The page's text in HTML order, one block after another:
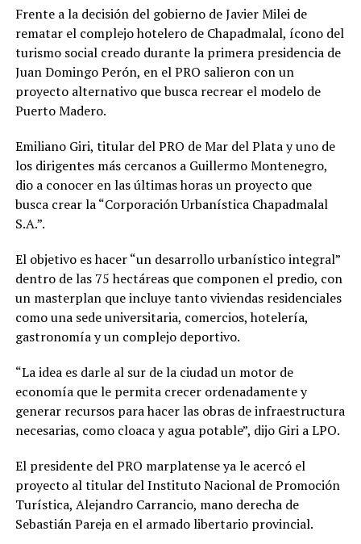
Frente a la decisión del gobierno de Javier Milei de
rematar el complejo hotelero de Chapadmalal, ícono del
turismo social creado durante la primera presidencia de
Juan Domingo Perón, en el PRO salieron con un
proyecto alternativo que busca recrear el modelo de
Puerto Madero.
Emiliano Giri, titular del PRO de Mar del Plata y uno de
los dirigentes más cercanos a Guillermo Montenegro,
dio a conocer en las últimas horas un proyecto que
busca crear la “Corporación Urbanística Chapadmalal
S.A.”.
El objetivo es hacer “un desarrollo urbanístico integral”
dentro de las 75 hectáreas que componen el predio, con
un masterplan que incluye tanto viviendas residenciales
como una sede universitaria, comercios, hotelería,
gastronomía y un complejo deportivo.
“La idea es darle al sur de la ciudad un motor de
economía que le permita crecer ordenadamente y
generar recursos para hacer las obras de infraestructura
necesarias, como cloaca y agua potable”, dijo Giri a LPO.
El presidente del PRO marplatense ya le acercó el
proyecto al titular del Instituto Nacional de Promoción
Turística, Alejandro Carrancio, mano derecha de
Sebastián Pareja en el armado libertario provincial.